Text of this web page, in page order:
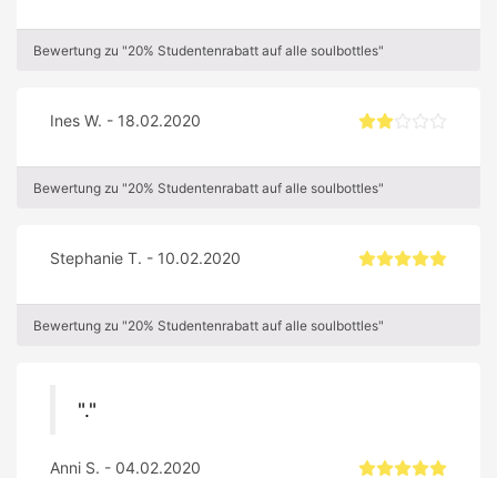
Bewertung zu "20% Studentenrabatt auf alle soulbottles"
Ines W. - 18.02.2020
Bewertung zu "20% Studentenrabatt auf alle soulbottles"
Stephanie T. - 10.02.2020
Bewertung zu "20% Studentenrabatt auf alle soulbottles"
.
Anni S. - 04.02.2020